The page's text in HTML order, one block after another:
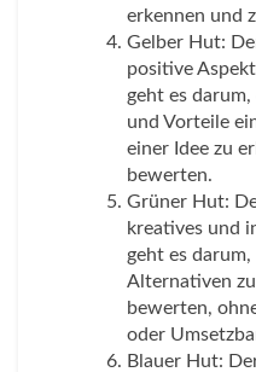
erkennen und
Gelber Hut:
positive
geht es
und Vorteile
einer Idee zu
bewerten.
Grüner Hut:
kreatives und
geht es darum,
Alternativen
bewerten,
oder
Blauer Hut: